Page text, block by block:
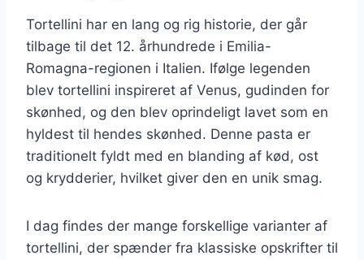
Tortellini har en lang og rig historie, der går
tilbage til det 12. århundrede i Emilia-
Romagna-regionen i Italien. Ifølge legenden
blev tortellini inspireret af Venus, gudinden for
skønhed, og den blev oprindeligt lavet som en
hyldest til hendes skønhed. Denne pasta er
traditionelt fyldt med en blanding af kød, ost
og krydderier, hvilket giver den en unik smag.
I dag findes der mange forskellige varianter af
tortellini, der spænder fra klassiske opskrifter til